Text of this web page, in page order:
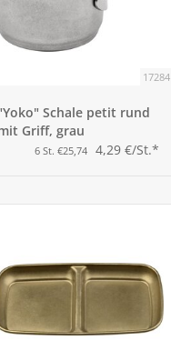
17284
Schale petit rund
Griff, grau
6 St. €25,74 4,29 €/St.*